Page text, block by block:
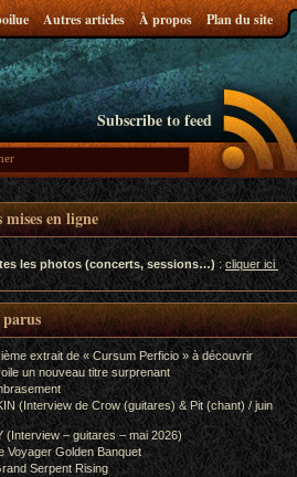
Autres articles À propos Plan du site
Subscribe to feed
en ligne
les photos (concerts, sessions…):cliquer ici
extrait de « Cursum Perficio » à découvrir
un nouveau titre surprenant
(Interview de Crow (guitares) & Pit (chant) / juin
(Interview – guitares – mai 2026)
Voyager Golden Banquet
Serpent Rising